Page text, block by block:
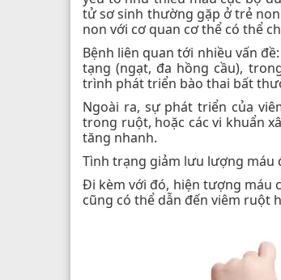
tử sơ sinh thường gặp ở trẻ
non với cơ quan cơ thể có thể
Bệnh liên quan tới nhiều vấn
tạng (ngạt, đa hồng cầu),
trình phát triển bào thai bất
Ngoài ra, sự phát triển của
trong ruột, hoặc các vi khuẩn
tăng nhanh.
Tình trạng giảm lưu lượng máu
Đi kèm với đó, hiện tượng máu
cũng có thể dẫn đến viêm ruột